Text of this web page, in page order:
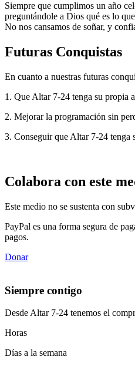
Siempre que cumplimos un año
preguntándole a Dios qué es lo
No nos cansamos de soñar, y
Futuras Conquistas
En cuanto a nuestras futuras
1. Que Altar 7-24 tenga su propia
2. Mejorar la programación sin
3. Conseguir que Altar 7-24 tenga
Colabora con este
Este medio no se sustenta con
PayPal es una forma segura de
pagos.
Donar
Siempre contigo
Desde Altar 7-24 tenemos el
Horas
Días a la semana